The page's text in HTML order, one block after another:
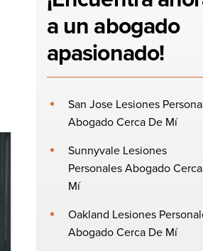
a un abogado
apasionado!
San Jose Lesiones
Abogado Cerca De Mí
Sunnyvale Lesiones
Personales Abogado
Mí
Oakland Lesiones
Abogado Cerca De Mí